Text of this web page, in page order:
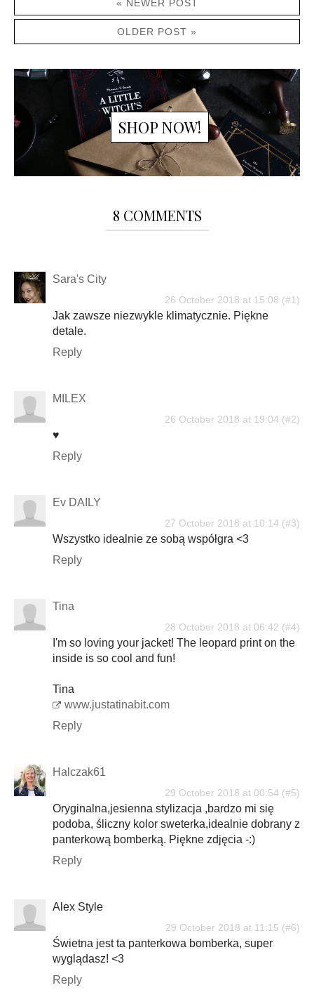
« NEWER POST
OLDER POST »
SHOP NOW!
8 COMMENTS
Sara's City
26 October 2018 at 15:08
Jak zawsze niezwykle klimatycznie. Piękne
detale.
Reply
MILEX
26 October 2018 at 19:04
♥
Reply
Ev DAILY
27 October 2018 at 10:14
Wszystko idealnie ze sobą współgra <3
Reply
Tina
28 October 2018 at 06:42
I'm so loving your jacket! The leopard print on the
inside is so cool and fun!
Tina
www.justatinabit.com
Reply
Halczak61
29 October 2018 at 00:54
Oryginalna,jesienna stylizacja ,bardzo mi się
podoba, śliczny kolor sweterka,idealnie dobrany z
panterkową bomberką. Piękne zdjęcia -:)
Reply
Alex Style
29 October 2018 at 11:15
Świetna jest ta panterkowa bomberka, super
wyglądasz! <3
Reply